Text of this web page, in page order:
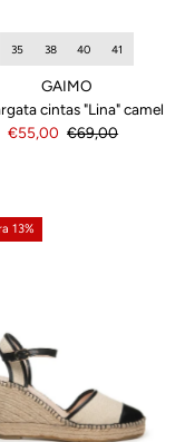
35 38 40 41
GAIMO
cintas "Lina" camel
Precio
€55,00 Precio
€69,00
13%